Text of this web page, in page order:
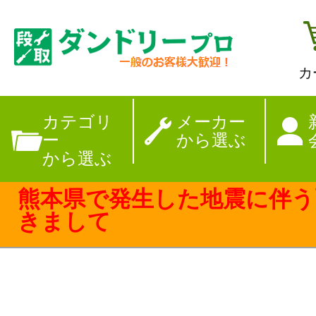
カテゴリ
ー
から選ぶ
メーカー
から選ぶ
【夏季休暇のお
熊本県で発生した地震に伴
きまして